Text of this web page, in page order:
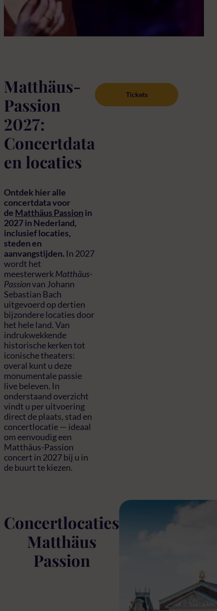
Matthäus-
Passion
2027:
Concertdata
en locaties
Ontdek hier alle
concertdata voor
de Matthäus Passion in
2027 in Nederland,
inclusief locaties,
steden en
aanvangstijden. In 2027
wordt het
meesterwerkMatthäus-
Passionvan Johann
Sebastian Bach
uitgevoerd op dertien
bijzondere locaties door
het hele land. Van
indrukwekkende
historische kerken tot
iconische theaters:
overal kunt u deze
monumentale passie
live beleven. In
onderstaand overzicht
vindt u per uitvoering
direct de plaats, stad en
concertlocatie — ideaal
om eenvoudig een
Matthäus-Passion
concert in 2027 bij u in
de buurt te kiezen.
Tickets
Concertlocaties
Matthäus
Passion